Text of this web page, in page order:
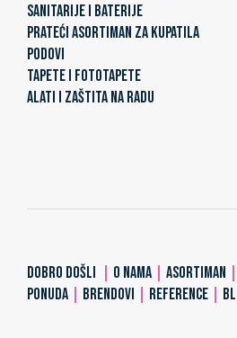
SANITARIJE I BATERIJE
PRATEĆI ASORTIMAN ZA KUPATILA
PODOVI
TAPETE I FOTOTAPETE
ALATI I ZAŠTITA NA RADU
DOBRO DOŠLI O NAMA ASORTIMAN
PONUDA
BRENDOVI REFERENCE